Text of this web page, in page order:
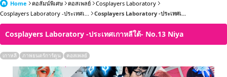
日本語
한국어
簡体中文
繁體中文
Home คอลัมน์พิเศษ คอสเพลย์
Cosplayers Laboratory
Cosplayers Laboratory -ประเทศเ...
Cosplayers Laboratory -ประเทศเ...
Cosplayers Laboratory -ประเทศเกาหลีใต้- No.13 Niya
เกาหลี ภาพยนตร์การ์ตูน คอสเพลย์